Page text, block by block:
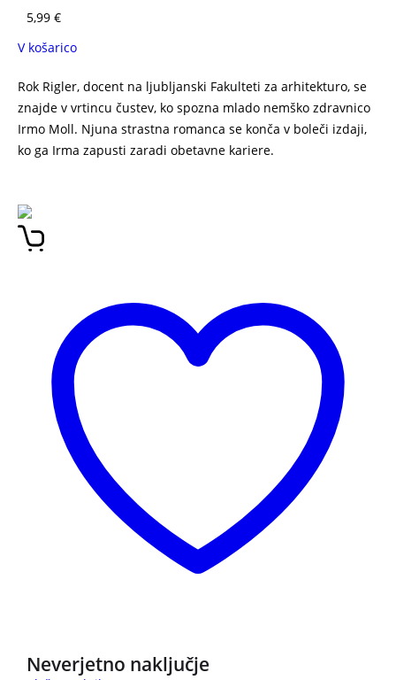
5,99 €
V košarico
Rok Rigler, docent na ljubljanski Fakulteti za arhitekturo, se
znajde v vrtincu čustev, ko spozna mlado nemško zdravnico
Irmo Moll. Njuna strastna romanca se konča v boleči izdaji,
ko ga Irma zapusti zaradi obetavne kariere.
Neverjetno naključje